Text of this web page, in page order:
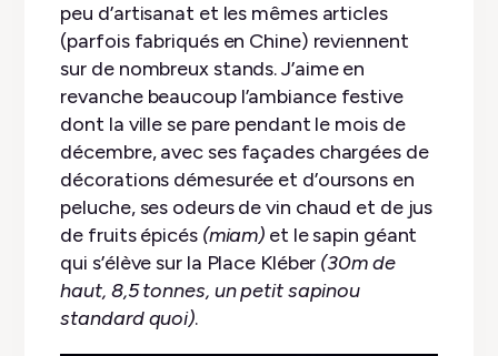
peu d’artisanat et les mêmes articles
(parfois fabriqués en Chine) reviennent
sur de nombreux stands. J’aime en
revanche beaucoup l’ambiance festive
dont la ville se pare pendant le mois de
décembre, avec ses façades chargées de
décorations démesurée et d’oursons en
peluche, ses odeurs de vin chaud et de jus
de fruits épicés (miam) et le sapin géant
qui s’élève sur la Place Kléber (30m de
haut, 8,5 tonnes, un petit sapinou
standard quoi).